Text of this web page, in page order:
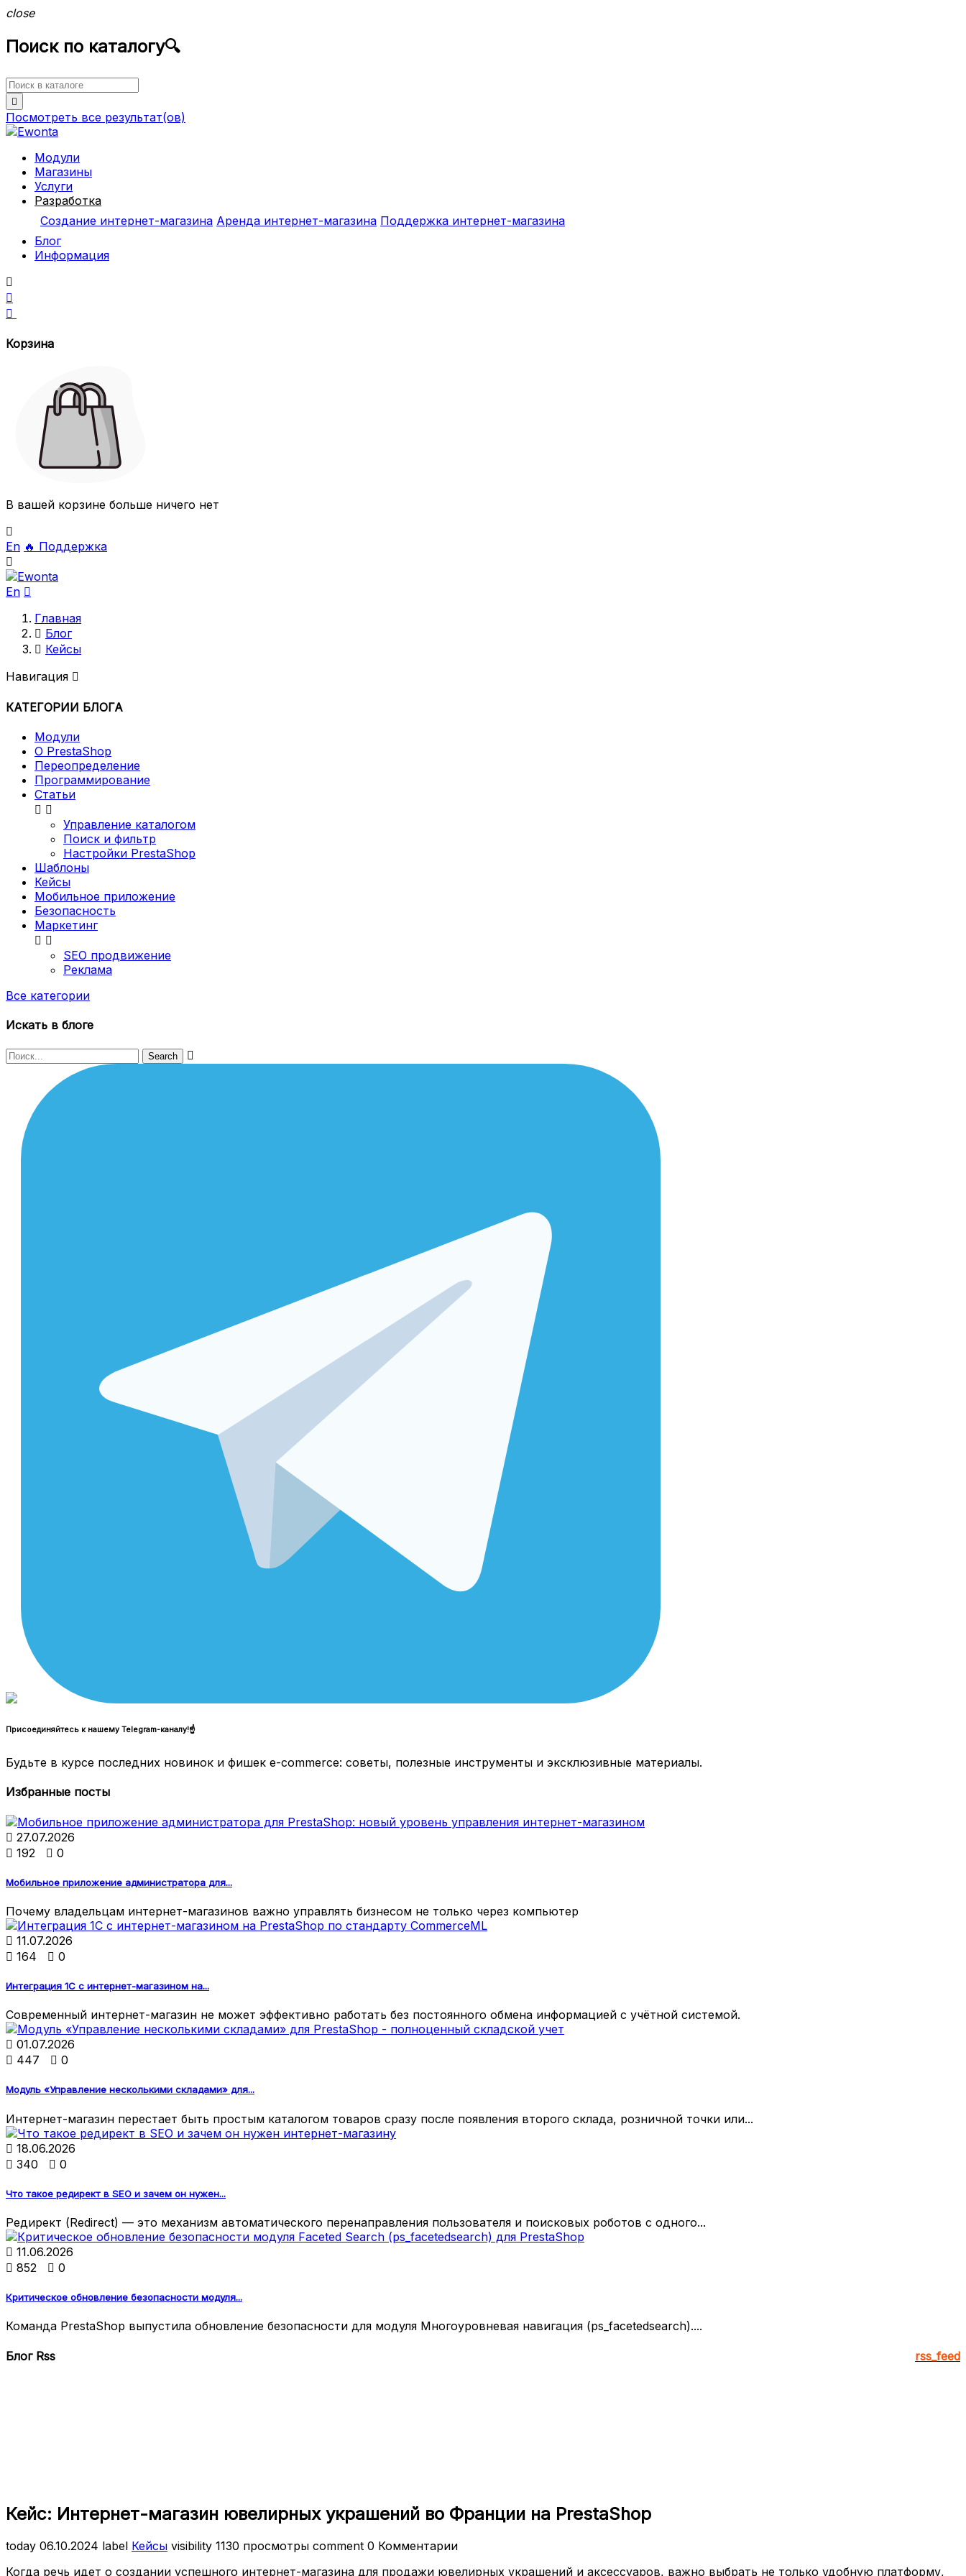
close
Поиск по каталогу🔍

Посмотреть все результат(ов)
Модули
Магазины
Услуги
Разработка
Создание интернет-магазина Аренда интернет-магазина Поддержка интернет-магазина
Блог
Информация



Корзина
В вашей корзине больше ничего нет

En 🔥 Поддержка

En 
Главная
 Блог
 Кейсы
Навигация 
КАТЕГОРИИ БЛОГА
Модули
О PrestaShop
Переопределение
Программирование
Статьи
 
Управление каталогом
Поиск и фильтр
Настройки PrestaShop
Шаблоны
Кейсы
Мобильное приложение
Безопасность
Маркетинг
 
SEO продвижение
Реклама
Все категории
Искать в блоге

Присоединяйтесь к нашему Telegram-каналу!☝
Будьте в курсе последних новинок и фишек e-commerce: советы, полезные инструменты и эксклюзивные материалы.
Избранные посты
 27.07.2026
 192  0
Мобильное приложение администратора для...
Почему владельцам интернет-магазинов важно управлять бизнесом не только через компьютер
 11.07.2026
 164  0
Интеграция 1С с интернет-магазином на...
Современный интернет-магазин не может эффективно работать без постоянного обмена информацией с учётной системой.
 01.07.2026
 447  0
Модуль «Управление несколькими складами» для...
Интернет-магазин перестает быть простым каталогом товаров сразу после появления второго склада, розничной точки или...
 18.06.2026
 340  0
Что такое редирект в SEO и зачем он нужен...
Редирект (Redirect) — это механизм автоматического перенаправления пользователя и поисковых роботов с одного...
 11.06.2026
 852  0
Критическое обновление безопасности модуля...
Команда PrestaShop выпустила обновление безопасности для модуля Многоуровневая навигация (ps_facetedsearch)....
Блог Rss rss_feed
Кейс: Интернет-магазин ювелирных украшений во Франции на PrestaShop
today 06.10.2024 label Кейсы visibility 1130 просмотры comment 0 Комментарии
Когда речь идет о создании успешного интернет-магазина для продажи ювелирных украшений и аксессуаров, важно выбрать не только удобную платформу,